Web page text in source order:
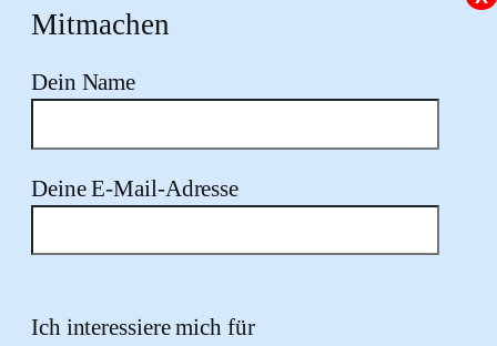
Mitmachen
Dein Name
Deine E-Mail-Adresse
Ich interessiere mich für